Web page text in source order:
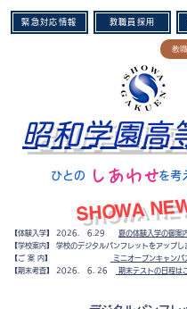
緊急対応情報 教職員採用
教
​SHOWA
【体験入学】 2026. 6.29 夏の体験入学の御案
【学校案内】 学校のデジタルパンフレットをアップし
【ご 案 内】
ミニオープンキャンパ
​【期末考査】
2026. 6. 26 期末テストの日程は
昭和学園高
ひとの を考え
​しあわせ